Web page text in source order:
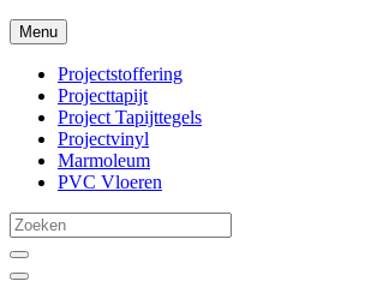
Menu
Projectstoffering
Projecttapijt
Project Tapijttegels
Projectvinyl
Marmoleum
PVC Vloeren